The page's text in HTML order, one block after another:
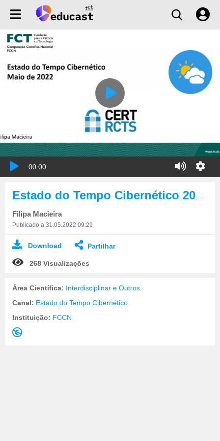
00:00
Filipa Macieira
Publicado a 31.05.2022 09:29
Download Partilhar
268 Visualizações
Área Científica: Interdisciplinar e Outros
Canal: Estado do Tempo Cibernético
Instituição: FCCN